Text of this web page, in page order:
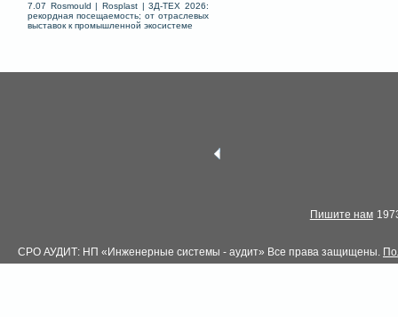
7.07 Rosmould | Rosplast | 3Д-ТЕХ 2026:
рекордная посещаемость; от отраслевых
выставок к промышленной экосистеме
СРО АУДИТ: НП «Инженерные системы - аудит» Все права защищены.
Пишите нам